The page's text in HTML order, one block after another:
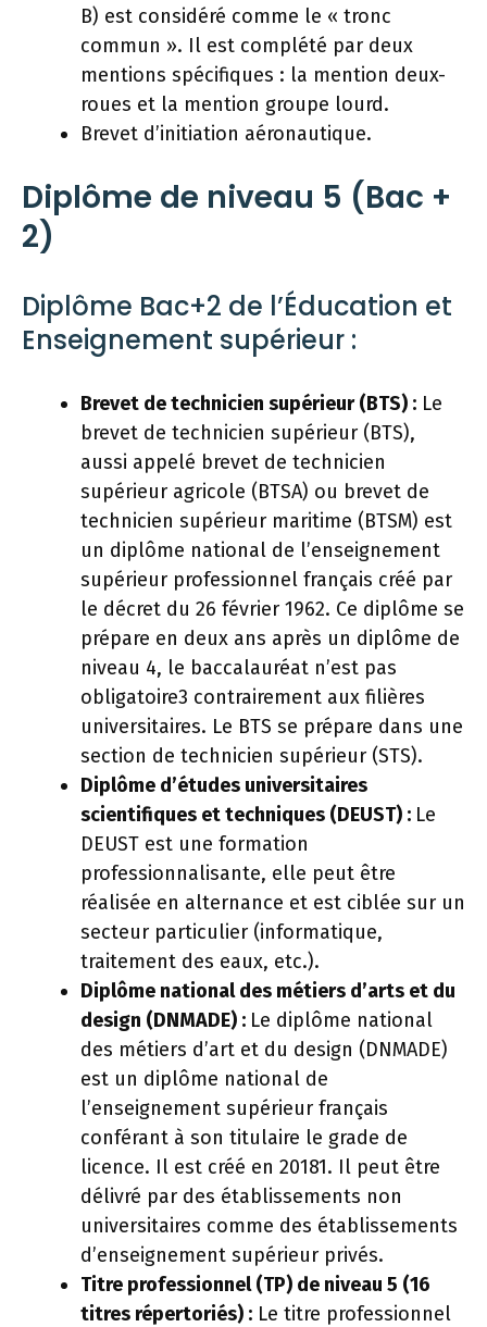
B) est considéré comme le « tronc
commun ». Il est complété par deux
mentions spécifiques : la mention deux-
roues et la mention groupe lourd.
Brevet d’initiation aéronautique.
Diplôme de niveau 5 (Bac +
2)
Diplôme Bac+2 de l’Éducation et
Enseignement supérieur :
Brevet de technicien supérieur (BTS) : Le
brevet de technicien supérieur (BTS),
aussi appelé brevet de technicien
supérieur agricole (BTSA) ou brevet de
technicien supérieur maritime (BTSM) est
un diplôme national de l’enseignement
supérieur professionnel français créé par
le décret du 26 février 1962. Ce diplôme se
prépare en deux ans après un diplôme de
niveau 4, le baccalauréat n’est pas
obligatoire3 contrairement aux filières
universitaires. Le BTS se prépare dans une
section de technicien supérieur (STS).
Diplôme d’études universitaires
scientifiques et techniques (DEUST) : Le
DEUST est une formation
professionnalisante, elle peut être
réalisée en alternance et est ciblée sur un
secteur particulier (informatique,
traitement des eaux, etc.).
Diplôme national des métiers d’arts et du
design (DNMADE) : Le diplôme national
des métiers d’art et du design (DNMADE)
est un diplôme national de
l’enseignement supérieur français
conférant à son titulaire le grade de
licence. Il est créé en 20181. Il peut être
délivré par des établissements non
universitaires comme des établissements
d’enseignement supérieur privés.
Titre professionnel (TP) de niveau 5 (16
titres répertoriés) : Le titre professionnel